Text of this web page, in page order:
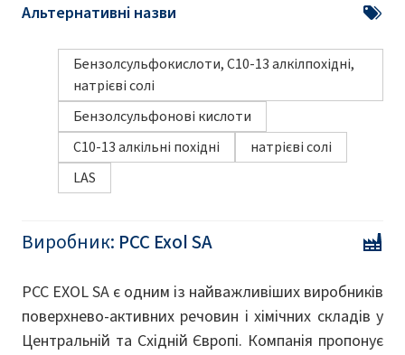
Альтернативні назви
Бензолсульфокислоти, С10-13 алкілпохідні,
натрієві солі
Бензолсульфонові кислоти
C10-13 алкільні похідні
натрієві солі
LAS
Виробник: PCC Exol SA
PCC EXOL SA є одним із найважливіших виробників
поверхнево-активних речовин і хімічних складів у
Центральній та Східній Європі. Компанія пропонує